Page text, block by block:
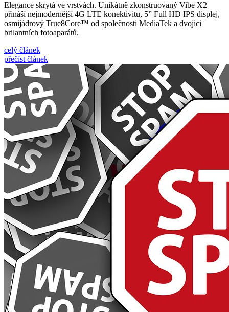
Elegance skrytá ve vrstvách. Unikátně zkonstruovaný Vibe X2
přináší nejmodernější 4G LTE konektivitu, 5” Full HD IPS displej,
osmijádrový True8Core™ od společnosti MediaTek a dvojici
brilantních fotoaparátů.
celý článek
přečíst článek